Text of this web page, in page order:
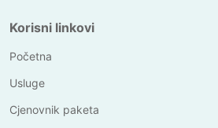
Korisni linkovi
Početna
Usluge
Cjenovnik paketa